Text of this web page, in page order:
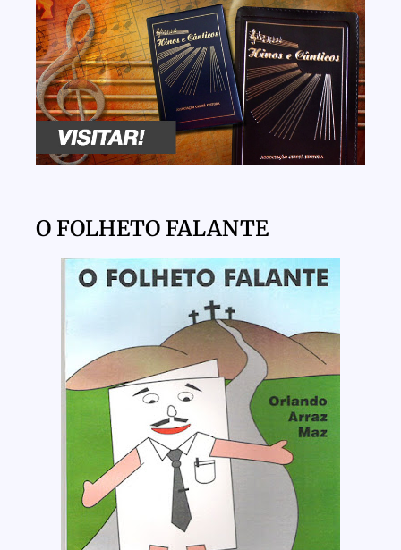
O FOLHETO FALANTE